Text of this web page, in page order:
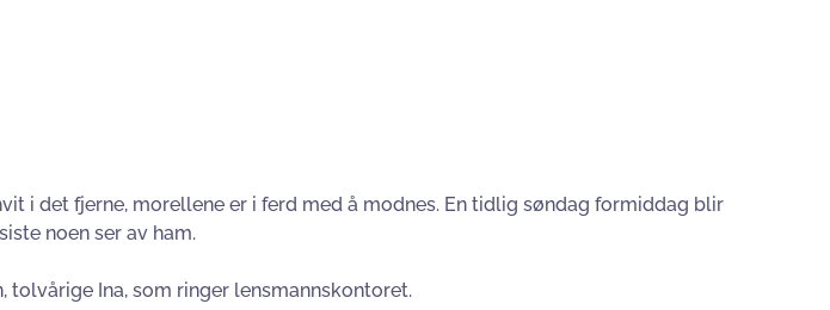
i det fjerne, morellene er i ferd med å modnes. En tidlig søndag formiddag blir
noen ser av ham.
tolvårige Ina, som ringer lensmannskontoret.